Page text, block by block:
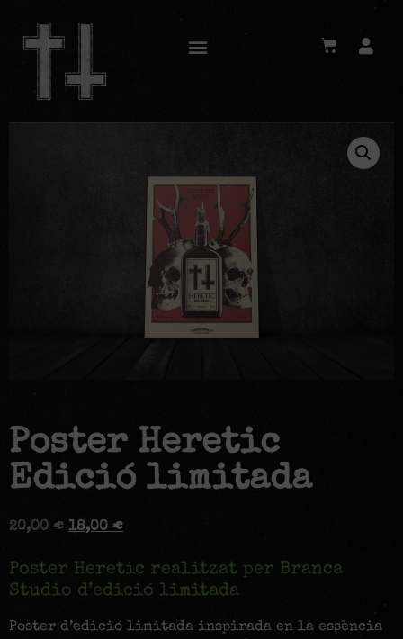
Poster Heretic
Edició limitada
20,00€ 18,00 €
Poster Heretic realitzat per Branca
Studio d’edició limitada
Poster d’edició limitada inspirada en la essència